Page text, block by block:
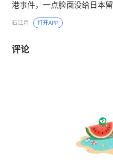
港事件，一点脸面没给日本留
石江月 打开APP
评论